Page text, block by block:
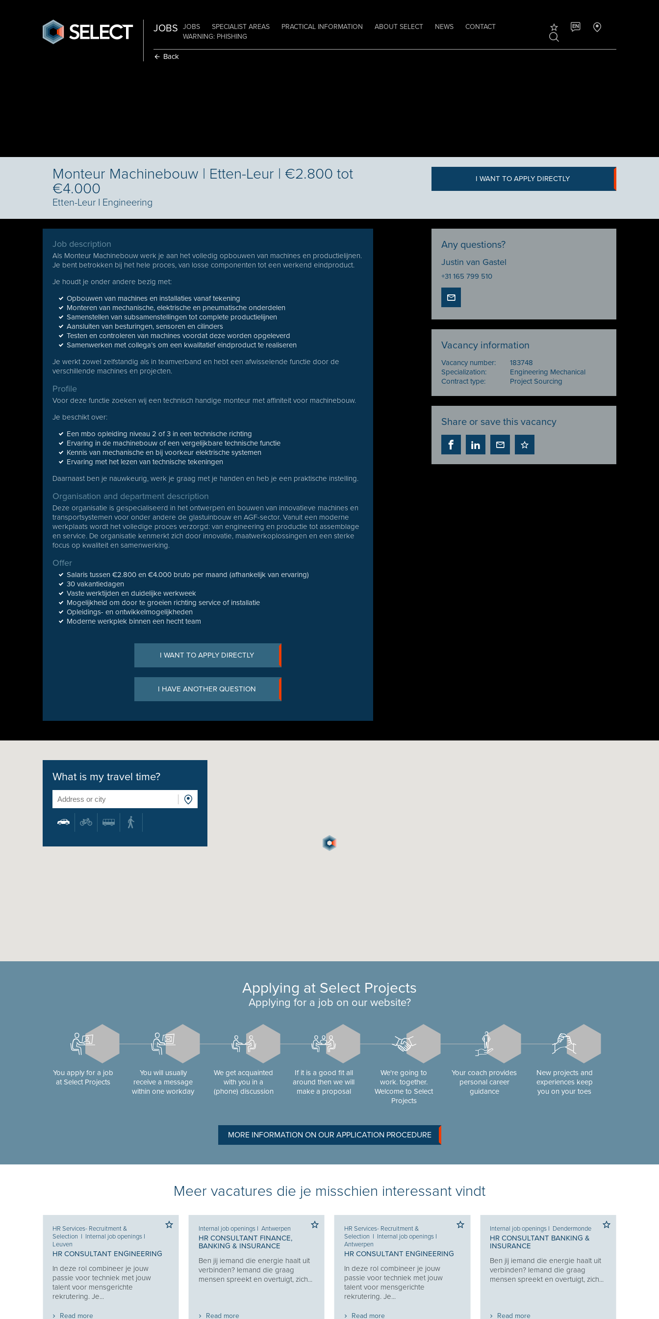
JOBS JOBS SPECIALIST AREAS PRACTICAL INFORMATION ABOUT SELECT NEWS
CONTACT
WARNING: PHISHING
EN
Back
Monteur Machinebouw | Etten-Leur | €2.800 tot
€4.000
Etten-Leur I Engineering
I WANT TO APPLY DIRECTLY
Job description
Als Monteur Machinebouw werk je aan het volledig opbouwen van machines en productielijnen.
Je bent betrokken bij het hele proces, van losse componenten tot een werkend eindproduct.
Je houdt je onder andere bezig met:
Opbouwen van machines en installaties vanaf tekening
Monteren van mechanische, elektrische en pneumatische onderdelen
Samenstellen van subsamenstellingen tot complete productielijnen
Aansluiten van besturingen, sensoren en cilinders
Testen en controleren van machines voordat deze worden opgeleverd
Samenwerken met collega’s om een kwalitatief eindproduct te realiseren
Je werkt zowel zelfstandig als in teamverband en hebt een afwisselende functie door de
verschillende machines en projecten.
Profile
Voor deze functie zoeken wij een technisch handige monteur met affiniteit voor machinebouw.
Je beschikt over:
Een mbo opleiding niveau 2 of 3 in een technische richting
Ervaring in de machinebouw of een vergelijkbare technische functie
Kennis van mechanische en bij voorkeur elektrische systemen
Ervaring met het lezen van technische tekeningen
Daarnaast ben je nauwkeurig, werk je graag met je handen en heb je een praktische instelling.
Organisation and department description
Deze organisatie is gespecialiseerd in het ontwerpen en bouwen van innovatieve machines en
transportsystemen voor onder andere de glastuinbouw en AGF-sector. Vanuit een moderne
werkplaats wordt het volledige proces verzorgd: van engineering en productie tot assemblage
en service. De organisatie kenmerkt zich door innovatie, maatwerkoplossingen en een sterke
focus op kwaliteit en samenwerking.
Offer
Salaris tussen €2.800 en €4.000 bruto per maand (afhankelijk van ervaring)
30 vakantiedagen
Vaste werktijden en duidelijke werkweek
Mogelijkheid om door te groeien richting service of installatie
Opleidings- en ontwikkelmogelijkheden
Moderne werkplek binnen een hecht team
I WANT TO APPLY DIRECTLY
I HAVE ANOTHER QUESTION
Any questions?
Justin van Gastel
+31 165 799 510
Vacancy information
Vacancy number:
183748
Specialization:
Engineering Mechanical
Contract type:
Project Sourcing
Share or save this vacancy
What is my travel time?
Applying at Select Projects
Applying for a job on our website?
You apply for a job
at Select Projects
You will usually
receive a message
within one workday
We get acquainted
with you in a
(phone) discussion
If it is a good fit all
around then we will
make a proposal
We're going to
work. together.
Welcome to Select
Projects
Your coach provides
personal career
guidance
New projects and
experiences keep
you on your toes
MORE INFORMATION ON OUR APPLICATION PROCEDURE
Meer vacatures die je misschien interessant vindt
HR Services- Recruitment &
Selection I Internal job openings I
Leuven
HR CONSULTANT ENGINEERING
In deze rol combineer je jouw
passie voor techniek met jouw
talent voor mensgerichte
rekrutering. Je...
Read more
Internal job openings I Antwerpen
HR CONSULTANT FINANCE,
BANKING & INSURANCE
Ben jij iemand die energie haalt uit
verbinden? Iemand die graag
mensen spreekt en overtuigt, zich...
Read more
HR Services- Recruitment &
Selection I Internal job openings I
Antwerpen
HR CONSULTANT ENGINEERING
In deze rol combineer je jouw
passie voor techniek met jouw
talent voor mensgerichte
rekrutering. Je...
Read more
Internal job openings I Dendermonde
HR CONSULTANT BANKING &
INSURANCE
Ben jij iemand die energie haalt uit
verbinden? Iemand die graag
mensen spreekt en overtuigt, zich...
Read more